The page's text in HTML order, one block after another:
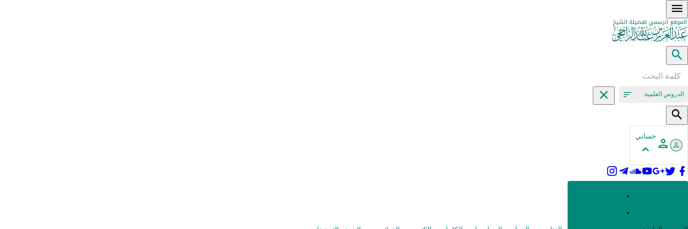
الدروس العلمية
حسابي